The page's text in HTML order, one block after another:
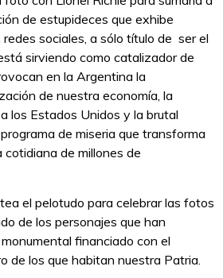
de estupideces que exhibe
sociales, a sólo título de ser el
sirviendo como catalizador de
en la Argentina la
de nuestra economía, la
los Estados Unidos y la brutal
de miseria que transforma
de millones de
el pelotudo para celebrar las fotos
de los personajes que han
financiado con el
de los que habitan nuestra Patria.